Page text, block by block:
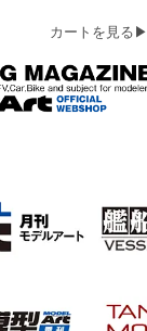
カートを見る▶︎